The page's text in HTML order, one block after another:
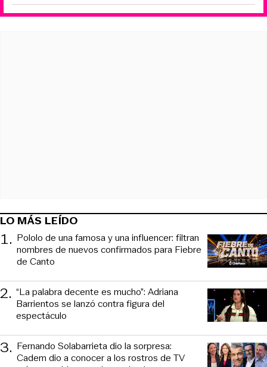
LO MÁS LEÍDO
1. Pololo de una famosa y una influencer: filtran
nombres de nuevos confirmados para Fiebre
de Canto
2. “La palabra decente es mucho”: Adriana
Barrientos se lanzó contra figura del
espectáculo
3. Fernando Solabarrieta dio la sorpresa:
Cadem dio a conocer a los rostros de TV